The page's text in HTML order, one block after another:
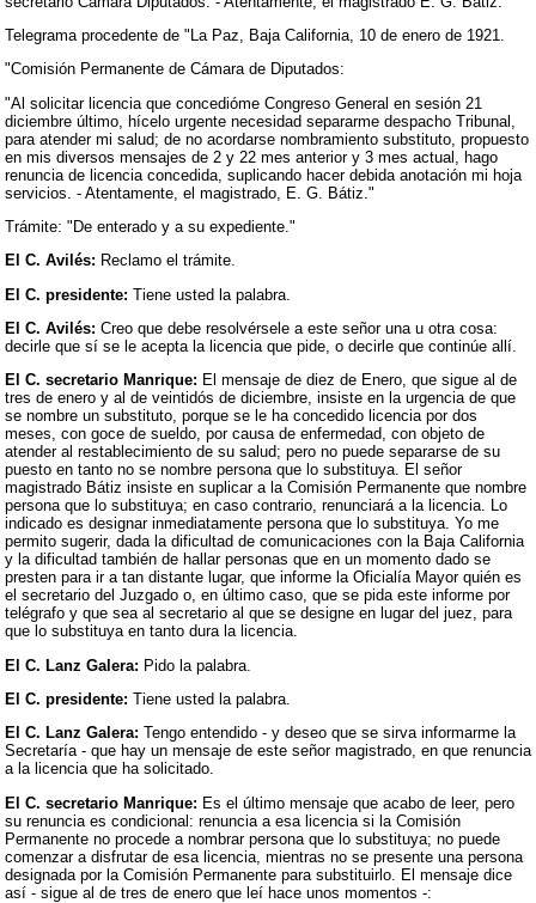
Telegrama procedente de "La Paz, Baja California, 10 de enero de 1921.
"Comisión Permanente de Cámara de Diputados:
"Al solicitar licencia que concedióme Congreso General en sesión 21
diciembre último, hícelo urgente necesidad separarme despacho Tribunal,
para atender mi salud; de no acordarse nombramiento substituto, propuesto
en mis diversos mensajes de 2 y 22 mes anterior y 3 mes actual, hago
renuncia de licencia concedida, suplicando hacer debida anotación mi hoja
servicios. - Atentamente, el magistrado, E. G. Bátiz."
Trámite: "De enterado y a su expediente."
El C. Avilés: Reclamo el trámite.
El C. presidente: Tiene usted la palabra.
El C. Avilés: Creo que debe resolvérsele a este señor una u otra cosa:
decirle que sí se le acepta la licencia que pide, o decirle que continúe allí.
El C. secretario Manrique: El mensaje de diez de Enero, que sigue al de
tres de enero y al de veintidós de diciembre, insiste en la urgencia de que
se nombre un substituto, porque se le ha concedido licencia por dos
meses, con goce de sueldo, por causa de enfermedad, con objeto de
atender al restablecimiento de su salud; pero no puede separarse de su
puesto en tanto no se nombre persona que lo substituya. El señor
magistrado Bátiz insiste en suplicar a la Comisión Permanente que nombre
persona que lo substituya; en caso contrario, renunciará a la licencia. Lo
indicado es designar inmediatamente persona que lo substituya. Yo me
permito sugerir, dada la dificultad de comunicaciones con la Baja California
y la dificultad también de hallar personas que en un momento dado se
presten para ir a tan distante lugar, que informe la Oficialía Mayor quién es
el secretario del Juzgado o, en último caso, que se pida este informe por
telégrafo y que sea al secretario al que se designe en lugar del juez, para
que lo substituya en tanto dura la licencia.
El C. Lanz Galera: Pido la palabra.
El C. presidente: Tiene usted la palabra.
El C. Lanz Galera: Tengo entendido - y deseo que se sirva informarme la
Secretaría - que hay un mensaje de este señor magistrado, en que renuncia
a la licencia que ha solicitado.
El C. secretario Manrique: Es el último mensaje que acabo de leer, pero
su renuncia es condicional: renuncia a esa licencia si la Comisión
Permanente no procede a nombrar persona que lo substituya; no puede
comenzar a disfrutar de esa licencia, mientras no se presente una persona
designada por la Comisión Permanente para substituirlo. El mensaje dice
así - sigue al de tres de enero que leí hace unos momentos -: